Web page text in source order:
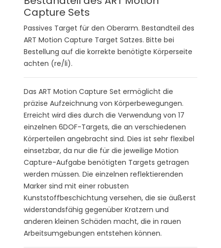
Capture Sets
Passives Target für den Oberarm. Bestandteil des
ART Motion Capture Target Satzes. Bitte bei
Bestellung auf die korrekte benötigte Körperseite
achten (re/li).
Das ART Motion Capture Set ermöglicht die
präzise Aufzeichnung von Körperbewegungen.
Erreicht wird dies durch die Verwendung von 17
einzelnen 6DOF-Targets, die an verschiedenen
Körperteilen angebracht sind. Dies ist sehr flexibel
einsetzbar, da nur die für die jeweilige Motion
Capture-Aufgabe benötigten Targets getragen
werden müssen. Die einzelnen reflektierenden
Marker sind mit einer robusten
Kunststoffbeschichtung versehen, die sie äußerst
widerstandsfähig gegenüber Kratzern und
anderen kleinen Schäden macht, die in rauen
Arbeitsumgebungen entstehen können.